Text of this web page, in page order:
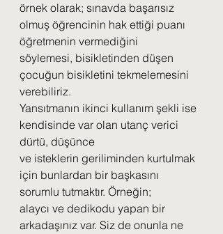
örnek olarak; sınavda başarısız
olmuş öğrencinin hak ettiği puanı
öğretmenin vermediğini
söylemesi, bisikletinden düşen
çocuğun bisikletini tekmelemesini
verebiliriz.
Yansıtmanın ikinci kullanım şekli ise
kendisinde var olan utanç verici
dürtü, düşünce
ve isteklerin geriliminden kurtulmak
için bunlardan bir başkasını
sorumlu tutmaktır. Örneğin;
alaycı ve dedikodu yapan bir
arkadaşınız var. Siz de onunla ne